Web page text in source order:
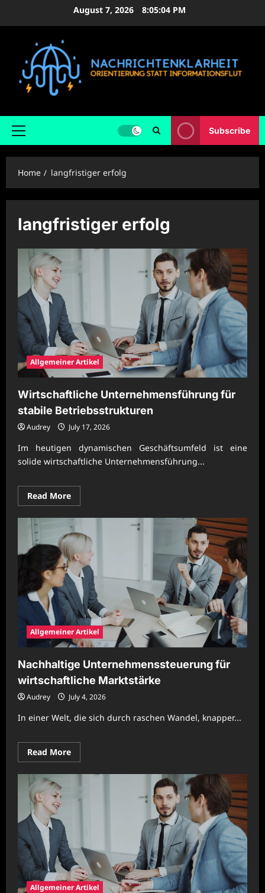
August 7, 2026 8:05:05 PM
Primary
Subscribe
Home langfristiger erfolg
langfristiger erfolg
Allgemeiner Artikel
Wirtschaftliche Unternehmensführung für
stabile Betriebsstrukturen
Audrey July 17, 2026
Im heutigen dynamischen Geschäftsumfeld ist eine
solide wirtschaftliche Unternehmensführung...
Read MoreRead
more
Wirtschaftliche
Unternehmensführung
für
stabile
Betriebsstrukturen
Allgemeiner Artikel
Nachhaltige Unternehmenssteuerung für
wirtschaftliche Marktstärke
Audrey July 4, 2026
In einer Welt, die sich durch raschen Wandel, knapper...
Read MoreRead
more
Nachhaltige
Unternehmenssteuerung
wirtschaftliche
Allgemeiner Artikel